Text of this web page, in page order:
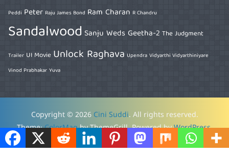
Peddi Peter Raju James Bond Ram Charan R Chandru
Sandalwood Sanju Weds Geetha-2 The Judgment
Trailer UI Movie Unlock Raghava Upendra Vidyarthi Vidyarthiniyare
Vinod Prabhakar Yuva
Copyright © 2026 Cini Suddi. All rights reserved.
Theme:ColorMagby ThemeGrill. Powered byWordPress.